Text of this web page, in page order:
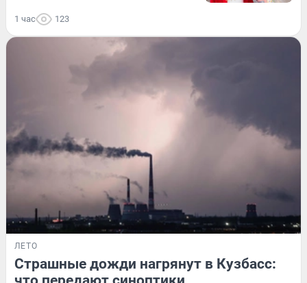
1 час 123
ЛЕТО
Страшные дожди нагрянут в Кузбасс: